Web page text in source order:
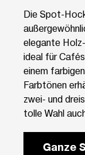
Die Spot-
elegante
ideal für
einem
Farbtönen
zwei- und
tolle Wahl
Ganze